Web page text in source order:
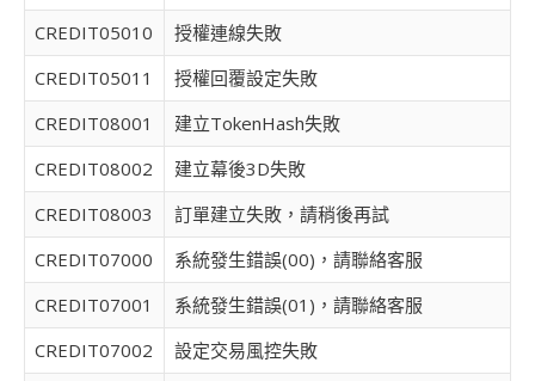
CREDIT05010
授權連線失敗
CREDIT05011
授權回覆設定失敗
CREDIT08001
建立TokenHash失敗
CREDIT08002
建立幕後3D失敗
CREDIT08003
訂單建立失敗，請稍後再試
CREDIT07000
系統發生錯誤(00)，請聯絡客服
CREDIT07001
系統發生錯誤(01)，請聯絡客服
CREDIT07002
設定交易風控失敗